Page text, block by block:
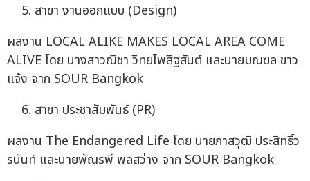
สาขา งานออกแบบ (Design)
ผลงาน LOCAL ALIKE MAKES LOCAL AREA COME
ALIVE โดย นางสาวณิชา วิทยไพสิฐสันต์ และนายมณฆล ขาว
แจ้ง จาก SOUR Bangkok
สาขา ประชาสัมพันธ์ (PR)
ผลงาน The Endangered Life โดย นายภาสวุฒิ ประสิทธิ์ว
รนันท์ และนายพัณรพี พลสว่าง จาก SOUR Bangkok